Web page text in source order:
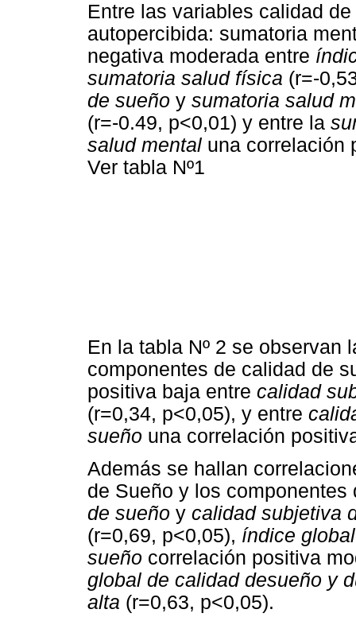
Entre las variables calidad
autopercibida: sumatoria
negativa moderada entre
sumatoria salud física (r=-
de sueño y sumatoria salud
(r=-0.49, p<0,01) y entre la
salud mental una correlación
Ver tabla Nº1
En la tabla Nº 2 se observan
componentes de calidad de
positiva baja entre calidad
(r=0,34, p<0,05), y entre
sueño una correlación
Además se hallan
de Sueño y los
de sueño y calidad subjetiva
(r=0,69, p<0,05), índice
sueño correlación positiva
global de calidad desueño y
alta (r=0,63, p<0,05).